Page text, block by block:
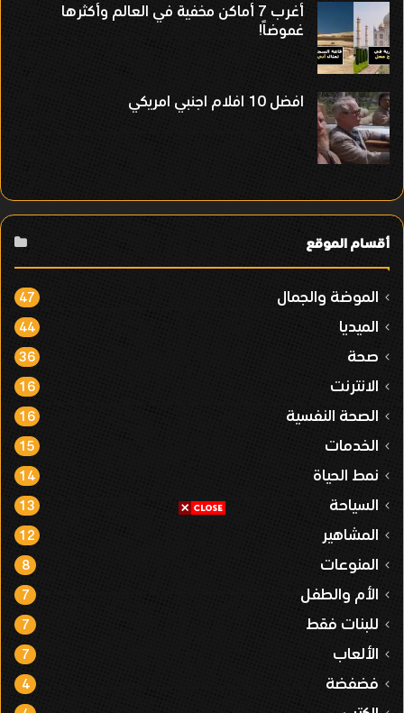
أغرب 7 أماكن مخفية في العالم وأكثرها
غموضاً!
افضل 10 افلام اجنبي امريكي
أقسام الموقع
الموضة والجمال 47
الميديا 44
صحة 36
الانترنت 16
الصحة النفسية 16
الخدمات 15
نمط الحياة 14
السياحة 13
المشاهير 12
المنوعات 8
الأم والطفل 7
للبنات فقط 7
الألعاب 7
فضفضة 4